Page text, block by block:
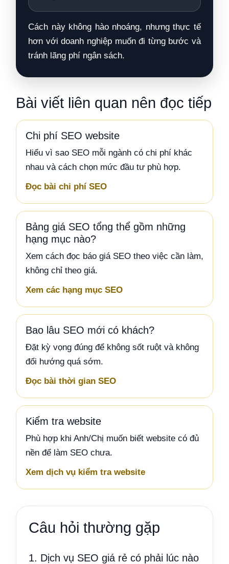
Cách này không hào nhoáng, nhưng thực tế
hơn với doanh nghiệp muốn đi từng bước và
tránh lãng phí ngân sách.
Bài viết liên quan nên đọc tiếp
Chi phí SEO website
Hiểu vì sao SEO mỗi ngành có chi phí khác
nhau và cách chọn mức đầu tư phù hợp.
Đọc bài chi phí SEO
Bảng giá SEO tổng thể gồm những
hạng mục nào?
Xem cách đọc báo giá SEO theo việc cần làm,
không chỉ theo giá.
Xem các hạng mục SEO
Bao lâu SEO mới có khách?
Đặt kỳ vọng đúng để không sốt ruột và không
đổi hướng quá sớm.
Đọc bài thời gian SEO
Kiểm tra website
Phù hợp khi Anh/Chị muốn biết website có đủ
nền để làm SEO chưa.
Xem dịch vụ kiểm tra website
Câu hỏi thường gặp
1. Dịch vụ SEO giá rẻ có phải lúc nào